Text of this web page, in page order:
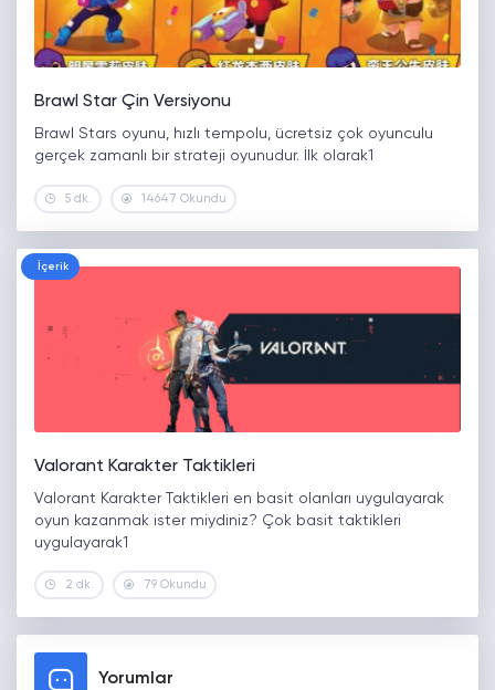
Brawl Star Çin Versiyonu
Brawl Stars oyunu, hızlı tempolu, ücretsiz çok oyunculu
gerçek zamanlı bir strateji oyunudur. İlk olarak1
5 dk. 14647 Okundu
İçerik
Valorant Karakter Taktikleri
Valorant Karakter Taktikleri en basit olanları uygulayarak
oyun kazanmak ister miydiniz? Çok basit taktikleri
uygulayarak1
2 dk. 79 Okundu
Yorumlar